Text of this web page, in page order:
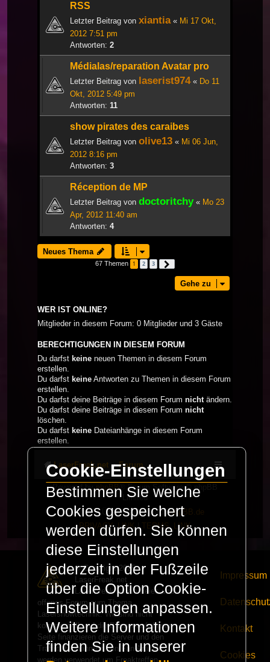
RSS
Letzter Beitrag von xiantia« Mi 17 Okt,
2012 7:51 pm
Antworten: 2
Médialas/reparation Avatar pro
Letzter Beitrag von laserist974« Do 11
Okt, 2012 5:49 pm
Antworten: 11
show pirates des caraibes
Letzter Beitrag von olive13 « Mi 06 Jun,
2012 8:16 pm
Antworten: 3
Réception de MP
Letzter Beitrag von doctoritchy« Mo 23
Apr, 2012 11:40 am
Antworten: 4
Neues Thema
67 Themen 1 2 3
Gehe zu
WER IST ONLINE?
Mitglieder in diesem Forum: 0 Mitglieder und 3 Gäste
BERECHTIGUNGEN IN DIESEM FORUM
Du darfst keine neuen Themen in diesem Forum
erstellen.
Du darfst keine Antworten zu Themen in diesem Forum
erstellen.
Du darfst deine Beiträge in diesem Forum nichtändern.
Du darfst deine Beiträge in diesem Forum nicht
löschen.
Du darfst keine Dateianhänge in diesem Forum
erstellen.
LaserFreak.net Forum
Powered byphpBB® Forum Software © phpBB
Limited
Deutsche Übersetzung durchphpBB.de
PRIVACY_LINK|TERMS_LINK
© Copyright 2025 -
LaserFreak.net
LaserFreak ist ein freies und
offenes Forum zum Thema
Lasershowtechnik. Wir sind nicht
kommerziell und die Banner auf dieser
Seite finanzieren die Server und den
Traffic. Einnahmen von Fan Artikeln
werden verwendet um Freaktreffen
Impressum
Kontakt
Cookies
Cookie-Einstellungen
Bestimmen Sie welche
Cookies gespeichert
werden dürfen. Sie können
diese Einstellungen
jederzeit in der Fußzeile
über die Option Cookie-
Einstellungen anpassen.
Weitere Informationen
finden Sie in unserer